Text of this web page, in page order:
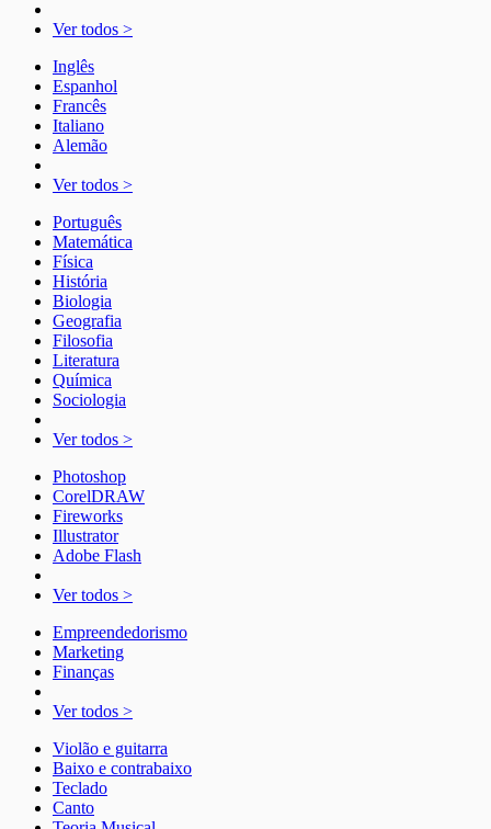
Ver todos >
Inglês
Espanhol
Francês
Italiano
Alemão
Ver todos >
Português
Matemática
Física
História
Biologia
Geografia
Filosofia
Literatura
Química
Sociologia
Ver todos >
Photoshop
CorelDRAW
Fireworks
Illustrator
Adobe Flash
Ver todos >
Empreendedorismo
Marketing
Finanças
Ver todos >
Violão e guitarra
Baixo e contrabaixo
Teclado
Canto